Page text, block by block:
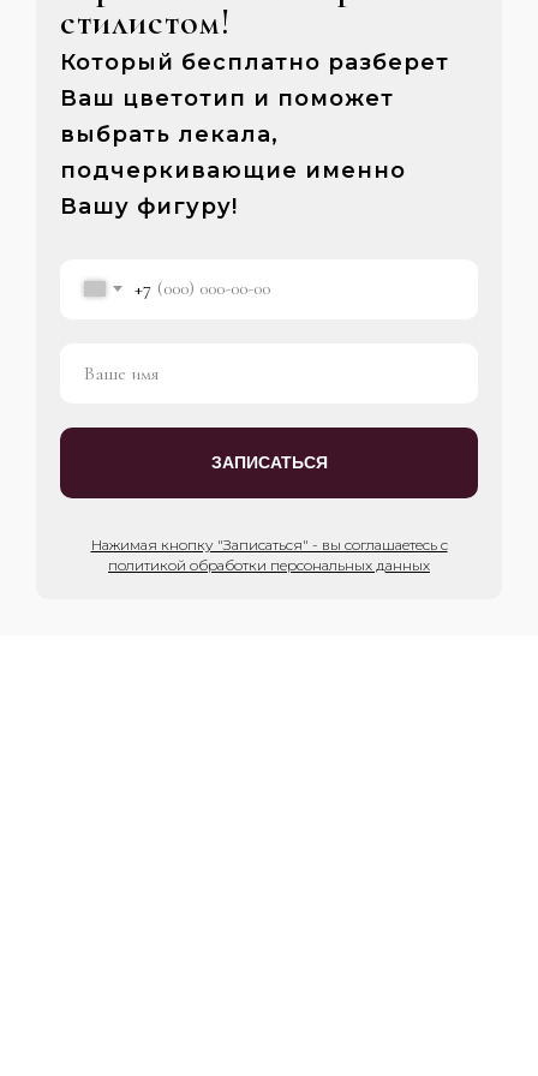
стилистом!
Который бесплатно разберет
Ваш цветотип и поможет
выбрать лекала,
подчеркивающие именно
Вашу фигуру!
+7
ЗАПИСАТЬСЯ
Нажимая кнопку "Записаться" - вы соглашаетесь с
политикой обработки персональных данных